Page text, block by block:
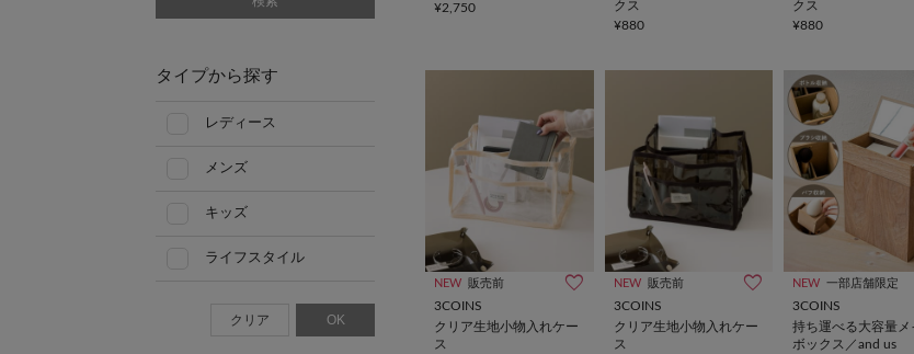
¥2,750
クス
¥880
クス
¥880
NEW 販売前
3COINS
クリア生地小物入れケー
ス
NEW 販売前
3COINS
クリア生地小物入れケー
ス
NEW 一部店舗限定
3COINS
持ち運べる大容量メ
ボックス／and us
タイプから探す
レディース
メンズ
キッズ
ライフスタイル
クリア OK